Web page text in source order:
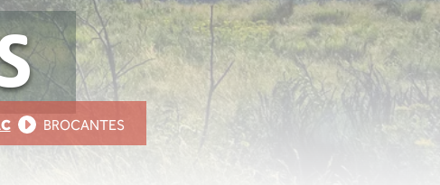
BROCANTES